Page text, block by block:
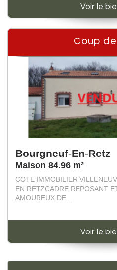
Voir le
Coup
Bourgneuf-En-Retz
Maison 84.96 m²
COTE IMMOBILIER
EN RETZCADRE REPOSANT
AMOUREUX DE ...
Voir le